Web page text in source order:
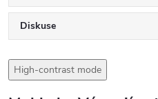
Diskuse
High-contrast mode